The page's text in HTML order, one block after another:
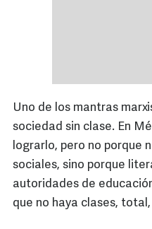
Uno de los mantras
sociedad sin clase. En
lograrlo, pero no porque
sociales, sino porque
autoridades de
que no haya clases,